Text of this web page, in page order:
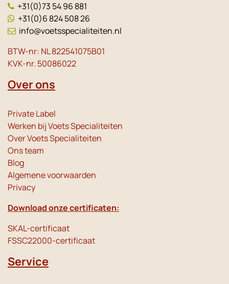
+31(0)73 54 96 881
+31(0)6 824 508 26
info@voetsspecialiteiten.nl
BTW-nr: NL 822541075B01
KVK-nr. 50086022
Over ons
Private Label
Werken bij Voets Specialiteiten
Over Voets Specialiteiten
Ons team
Blog
Algemene voorwaarden
Privacy
Download onze certificaten:
SKAL-certificaat
FSSC22000-certificaat
Service